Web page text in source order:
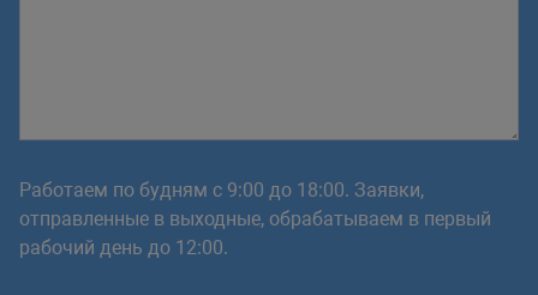
Работаем по будням с 9:00 до 18:00. Заявки,
отправленные в выходные, обрабатываем в первый
рабочий день до 12:00.